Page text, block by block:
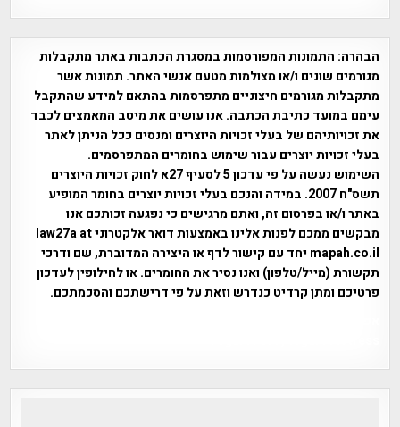
הבהרה: התמונות המפורסמות במסגרת הכתבות באתר מתקבלות
מגורמים שונים ו/או מצולמות מטעם אנשי האתר. תמונות אשר
מתקבלות מגורמים חיצוניים מתפרסמות בהתאם למידע שהתקבל
עימם במועד כתיבת הכתבה. אנו עושים את מיטב המאמצים לכבד
את זכויותיהם של בעלי זכויות היוצרים ומנסים ככל הניתן לאתר
בעלי זכויות יוצרים עבור שימוש בחומרים המתפרסמים.
השימוש נעשה על פי עדכון 5 לסעיף 27א לחוק זכויות היוצרים
תשס"ח 2007. במידה והנכם בעלי זכויות יוצרים בחומר המופיע
באתר ו/או בפרסום זה, ואתם מרגישים כי נפגעה זכותכם אנו
מבקשים ממכם לפנות אלינו באמצעות דואר אלקטרוני law27a at
mapah.co.il יחד עם קישור לדף או היצירה המדוברת, שם ודרכי
תקשורת (מייל/טלפון) ואנו נסיר את החומרים. או לחילופין לעדכון
פרטיכם ומתן קרדיט כנדרש וזאת על פי דרישתכם והסכמתכם.